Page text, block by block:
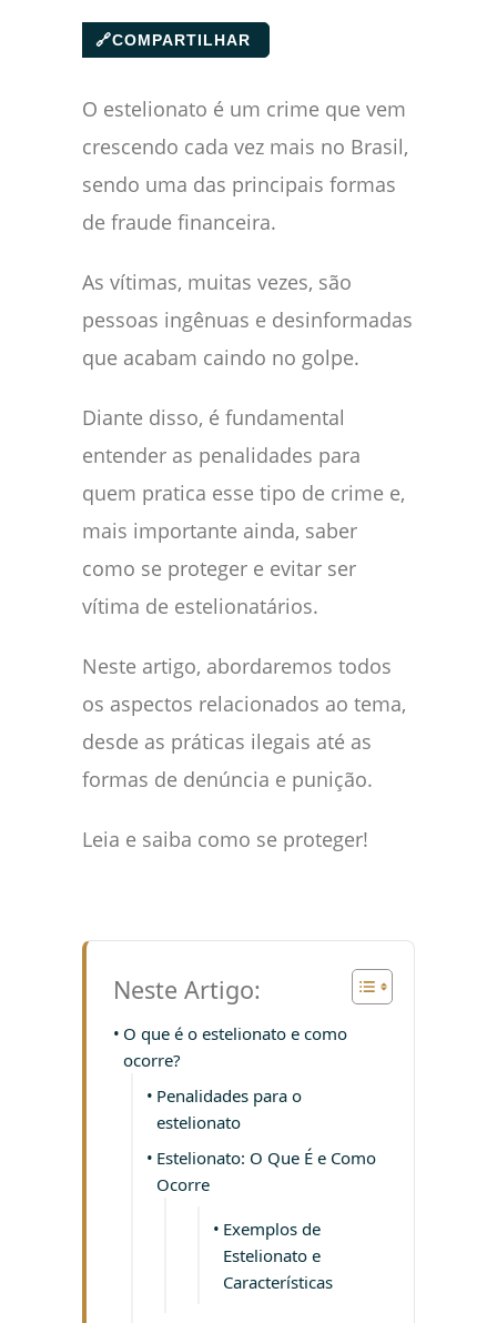
🔗COMPARTILHAR
O estelionato é um crime que vem
crescendo cada vez mais no Brasil,
sendo uma das principais formas
de fraude financeira.
As vítimas, muitas vezes, são
pessoas ingênuas e desinformadas
que acabam caindo no golpe.
Diante disso, é fundamental
entender as penalidades para
quem pratica esse tipo de crime e,
mais importante ainda, saber
como se proteger e evitar ser
vítima de estelionatários.
Neste artigo, abordaremos todos
os aspectos relacionados ao tema,
desde as práticas ilegais até as
formas de denúncia e punição.
Leia e saiba como se proteger!
Neste Artigo:
O que é o estelionato e como
ocorre?
Penalidades para o
estelionato
Estelionato: O Que É e Como
Ocorre
Exemplos de
Estelionato e
Características